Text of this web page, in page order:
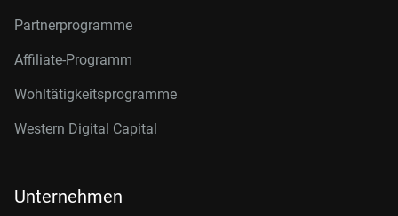
Partnerprogramme
Affiliate-Programm
Wohltätigkeitsprogramme
Western Digital Capital
Unternehmen